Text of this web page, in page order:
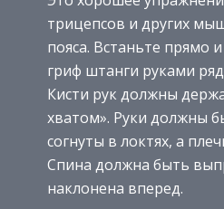
трицепсов и других
пояса. Встаньте прямо
гриф штанги руками
Кисти рук должны
хватом». Руки должны
согнуты в локтях, а
Спина должна быть
наклонена вперед.